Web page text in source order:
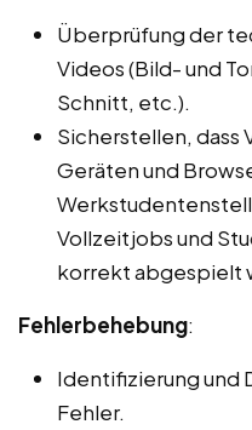
Überprüfung der
Videos (Bild- und
Schnitt, etc.).
Sicherstellen, dass
Geräten und
Vollzeitjobs und
korrekt abgespielt
Fehlerbehebung:
Identifizierung und
Fehler.